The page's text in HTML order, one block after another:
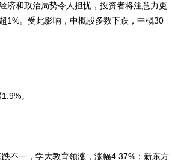
济和政治局势令人担忧，投资者将注意力更
1%。受此影响，中概股多数下跌，中概30
。
一，学大教育领涨，涨幅4.37%；新东方